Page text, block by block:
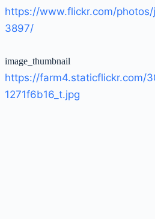
https://www.flickr.com/
3897/
image_thumbnail
https://farm4.staticflickr.com/
1271f6b16_t.jpg